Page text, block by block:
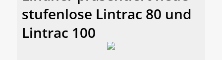
stufenlose Lintrac 80 und
Lintrac 100